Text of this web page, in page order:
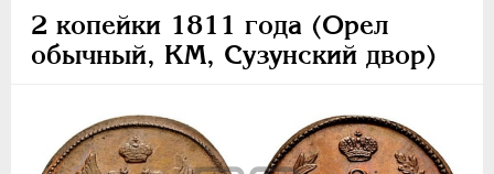
2 копейки 1811 года (Орел
обычный, КМ, Сузунский двор)